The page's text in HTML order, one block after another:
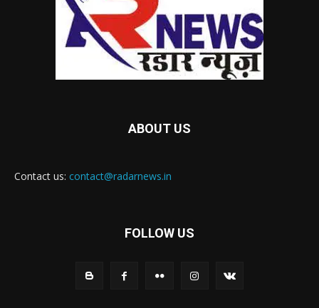
ABOUT US
Contact us: contact@radarnews.in
FOLLOW US